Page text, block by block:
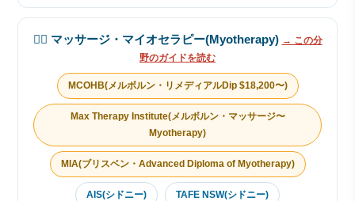
💆‍♂️ マッサージ・マイオセラピー(Myotherapy) → この分
野のガイドを読む
MCOHB(メルボルン・リメディアルDip $18,200〜)
Max Therapy Institute(メルボルン・マッサージ〜
Myotherapy)
MIA(ブリスベン・Advanced Diploma of Myotherapy)
AIS(シドニー) TAFE NSW(シドニー)